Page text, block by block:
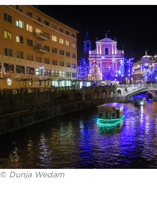
© Dunja Wedam